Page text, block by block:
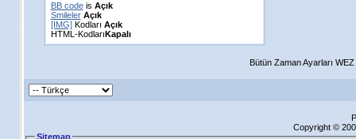
BB codeis Açık
Smileler Açık
[IMG]Kodları Açık
HTML-KodlarıKapalı
Bütün Zaman Ayarları
Copyright ©
Sitemap